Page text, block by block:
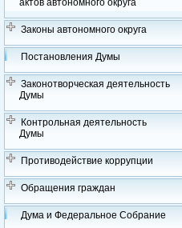
актов автономного округа
Законы автономного округа
Постановления Думы
Законотворческая деятельность
Думы
Контрольная деятельность
Думы
Противодействие коррупции
Обращения граждан
Дума и Федеральное Собрание